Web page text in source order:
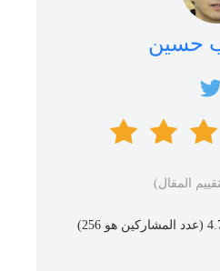
حسين
المقال)
256
)